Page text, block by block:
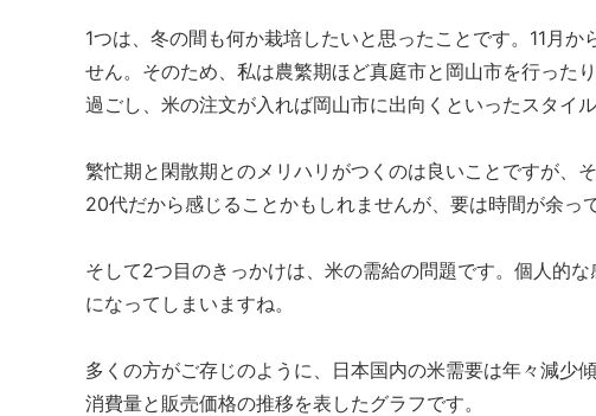
1つは、冬の間も何か栽培したいと思ったことです。11月
せん。そのため、私は農繁期ほど真庭市と岡山市を行った
過ごし、米の注文が入れば岡山市に出向くといったスタイル
繁忙期と閑散期とのメリハリがつくのは良いことですが、
20代だから感じることかもしれませんが、要は時間が余っ
そして2つ目のきっかけは、米の需給の問題です。個人的
になってしまいますね。
多くの方がご存じのように、日本国内の米需要は年々減少
消費量と販売価格の推移を表したグラフです。